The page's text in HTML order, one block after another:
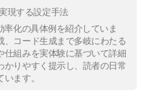
現する設定手法
化の具体例を紹介していま
、コード生成まで多岐にわたる
仕組みを実体験に基づいて詳細
かりやすく提示し、読者の日常
ます。